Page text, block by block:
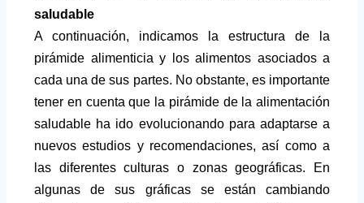
saludable
A continuación, indicamos la estructura de la
pirámide alimenticia y los alimentos asociados a
cada una de sus partes. No obstante, es importante
tener en cuenta que la pirámide de la alimentación
saludable ha ido evolucionando para adaptarse a
nuevos estudios y recomendaciones, así como a
las diferentes culturas o zonas geográficas. En
algunas de sus gráficas se están cambiando